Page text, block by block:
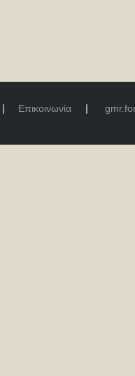
Επικοινωνία